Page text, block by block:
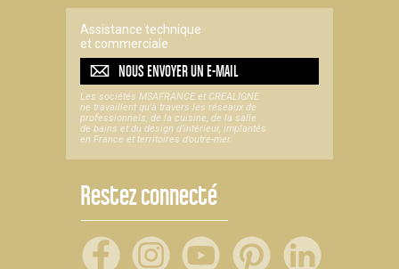
Assistance technique
et commerciale
NOUS ENVOYER UNE-MAIL
Les sociétés MSAFRANCE et CREALIGNE
ne travaillent qu'à travers les réseaux de
professionnels, de la cuisine, de la salle
de bains et du design d'intérieur, implantés
en France et territoires d’outre-mer.
Restez connecté